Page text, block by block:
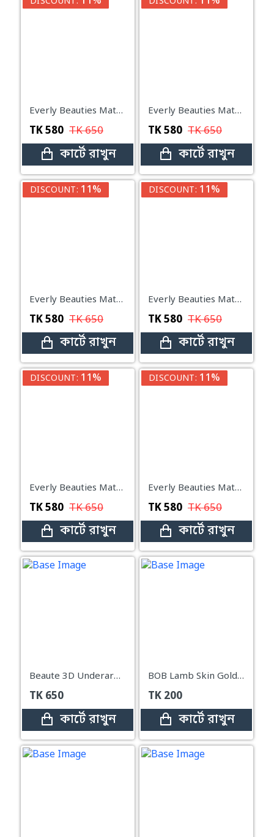
Everly Beauties Matte Touch Compact Powder with SPF15++ (Medium Beige)
TK580 TK650
কার্টে রাখুন
Everly Beauties Matte Touch Compact Powder with SPF15++ (Warm Beige)
TK580 TK650
কার্টে রাখুন
DISCOUNT: 11%
Everly Beauties Matte Touch Compact Powder with SPF15++ (Natural)
TK580 TK650
কার্টে রাখুন
DISCOUNT: 11%
Everly Beauties Matte Touch Compact Powder with SPF15++ (Beige)
TK580 TK650
কার্টে রাখুন
DISCOUNT: 11%
Everly Beauties Matte Touch Compact Powder with SPF15++ (Ivory)
TK580 TK650
কার্টে রাখুন
DISCOUNT: 11%
Everly Beauties Matte Touch Compact Powder with SPF15++ (Banana)
TK580 TK650
কার্টে রাখুন
Beaute 3D Underarm Whitening Cure Cream 100ml
TK 650
কার্টে রাখুন
BOB Lamb Skin Gold Plated Mascara
TK 200
কার্টে রাখুন